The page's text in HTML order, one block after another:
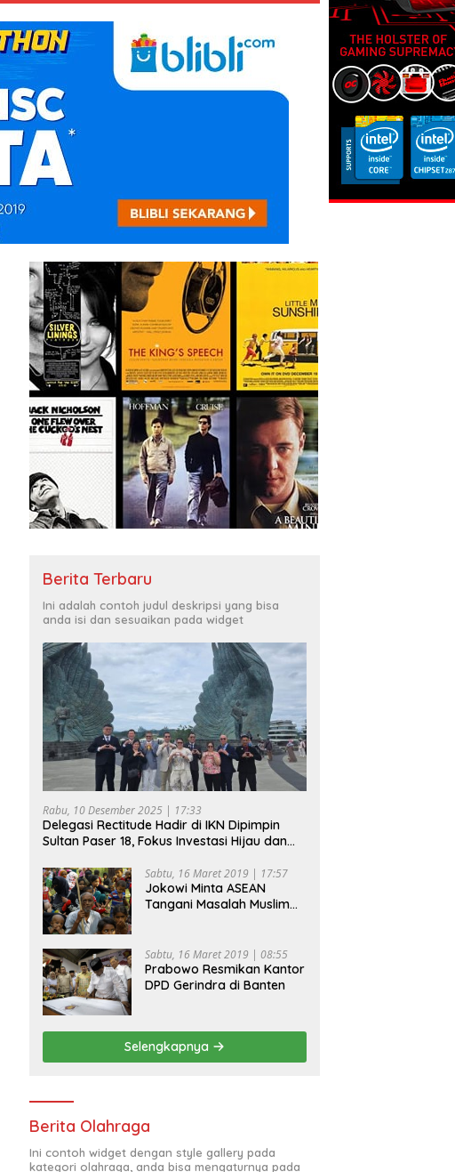
Berita Terbaru
Ini adalah contoh judul deskripsi yang bisa
anda isi dan sesuaikan pada widget
Rabu, 10 Desember 2025 | 17:33
Delegasi Rectitude Hadir di IKN Dipimpin
Sultan Paser 18, Fokus Investasi Hijau dan
Sabtu, 16 Maret 2019 | 17:57
Jokowi Minta ASEAN
Tangani Masalah Muslim
Sabtu, 16 Maret 2019 | 08:55
Prabowo Resmikan Kantor
DPD Gerindra di Banten
Selengkapnya
Berita Olahraga
Ini contoh widget dengan style gallery pada
kategori olahraga, anda bisa mengaturnya pada